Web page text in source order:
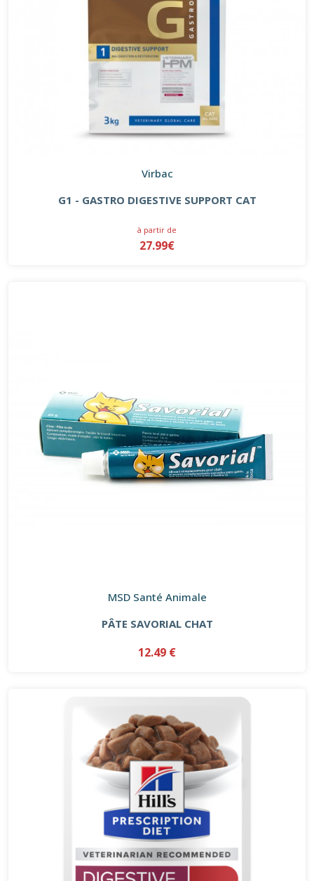
Virbac
G1 - GASTRO DIGESTIVE SUPPORT CAT
à partir de
27.99€
MSD Santé Animale
PÂTE SAVORIAL CHAT
12.49 €